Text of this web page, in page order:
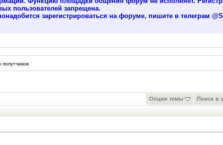
пользователей запрещена.
зарегистрироваться на форуме, пишите в телеграм
Опции темы Поиск в